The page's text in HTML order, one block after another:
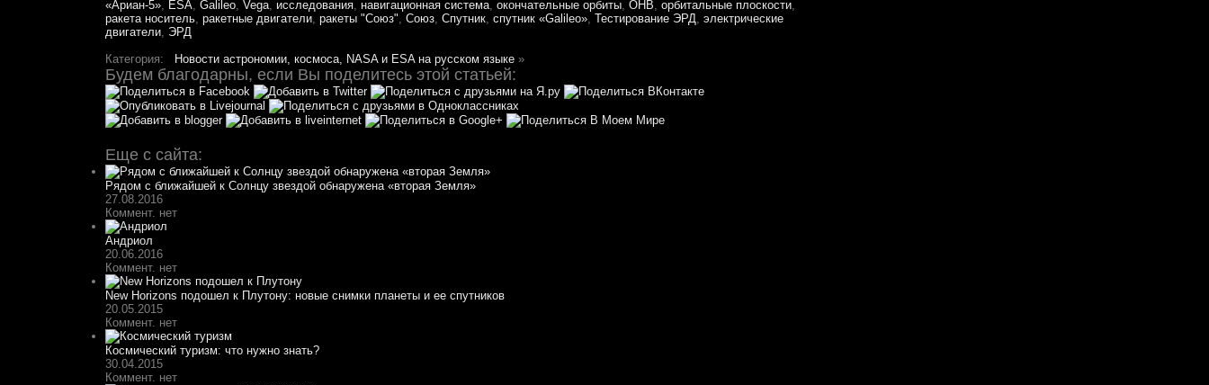
«Ариан-5», ESA, Galileo, Vega, исследования, навигационная система, окончательные орбиты, ОНВ, орбитальные плоскости,
ракета носитель, ракетные двигатели, ракеты "Союз", Союз, Спутник, спутник «Galileo», Тестирование ЭРД, электрические
двигатели, ЭРД
Категория:
Новости астрономии, космоса, NASA и ESA на русском языке »
Будем благодарны, если Вы поделитесь этой статьей:
Еще с сайта:
Рядом с ближайшей к Солнцу звездой обнаружена «вторая Земля»
27.08.2016
Коммент. нет
Андриол
20.06.2016
Коммент. нет
New Horizons подошел к Плутону: новые снимки планеты и ее спутников
20.05.2015
Коммент. нет
Космический туризм: что нужно знать?
30.04.2015
Коммент. нет